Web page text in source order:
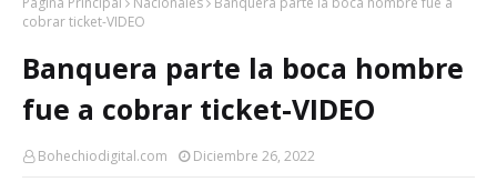
cobrar ticket-VIDEO
Banquera parte la boca hombre
fue a cobrar ticket-VIDEO
Bohechiodigital.com Diciembre 26, 2022